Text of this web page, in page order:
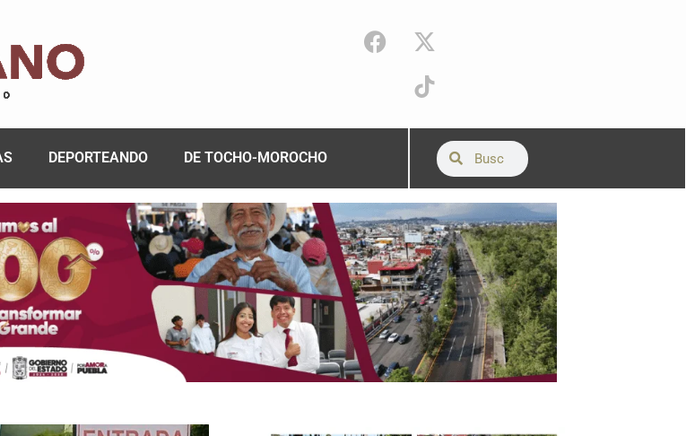
DEPORTEANDO DE TOCHO-MOROCHO